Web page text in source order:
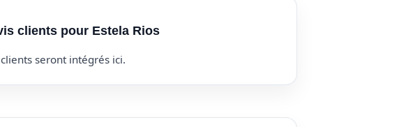
clients pour Estela Rios
seront intégrés ici.